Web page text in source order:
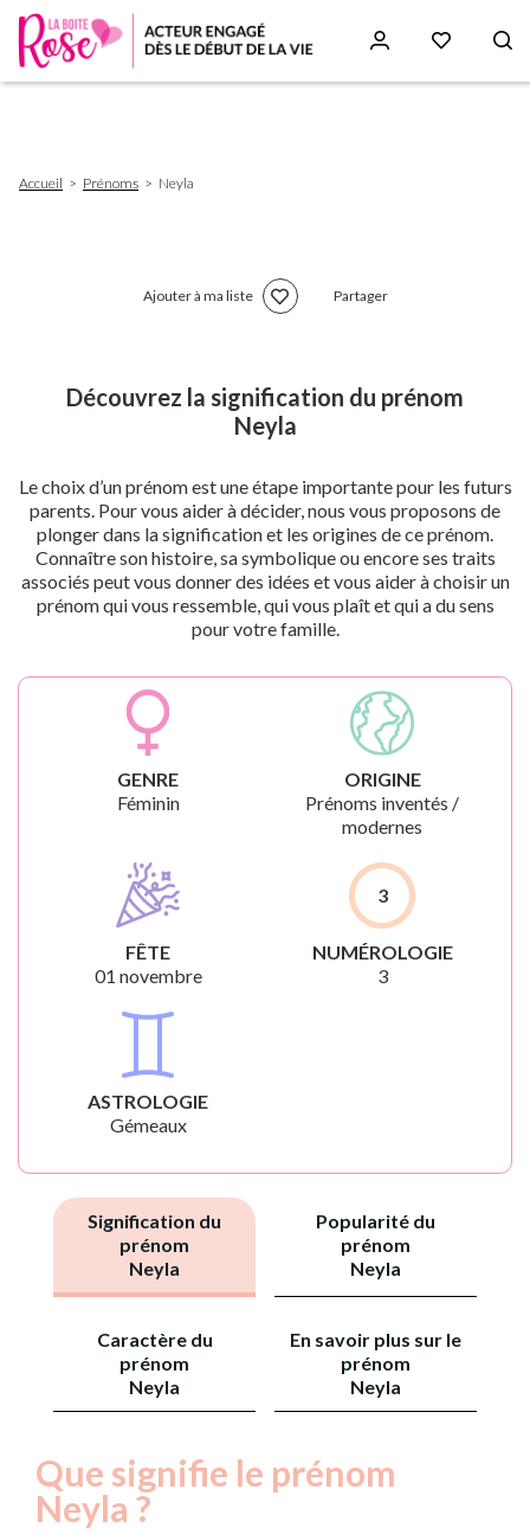
d'Ariane
Accueil Prénoms Neyla
Ajouter à ma liste Partager
Découvrez la signification du prénom
Neyla
Le choix d’un prénom est une étape importante pour les futurs
parents. Pour vous aider à décider, nous vous proposons de
plonger dans la signification et les origines de ce prénom.
Connaître son histoire, sa symbolique ou encore ses traits
associés peut vous donner des idées et vous aider à choisir un
prénom qui vous ressemble, qui vous plaît et qui a du sens
pour votre famille.
GENRE
Féminin
ORIGINE
Prénoms inventés /
modernes
FÊTE
01 novembre
3
NUMÉROLOGIE
3
ASTROLOGIE
Gémeaux
Signification du
prénom
Neyla
Popularité du
prénom
Neyla
Caractère du
prénom
Neyla
En savoir plus sur le
prénom
Neyla
Que signifie le prénom
Neyla ?